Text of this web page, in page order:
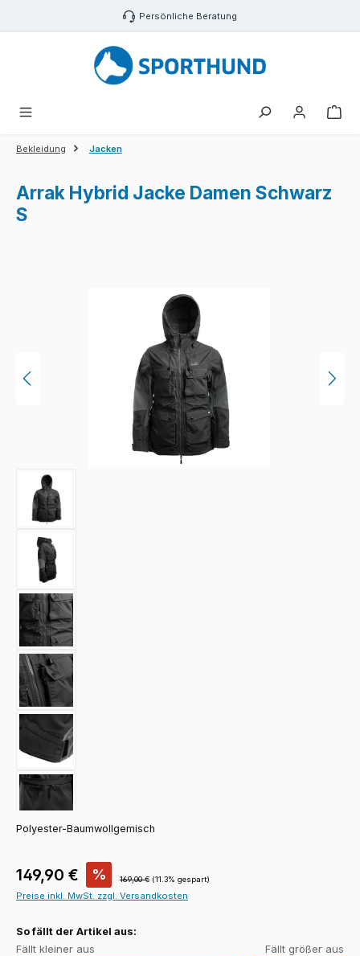
Zum Hauptinhalt springen Persönliche Beratung
Bekleidung Jacken
Arrak Hybrid Jacke Damen Schwarz
S
Polyester-Baumwollgemisch
Verkaufspreis:
149,90 € % Regulärer Preis:
169,00 € (11.3% gespart)
Preise inkl. MwSt. zzgl. Versandkosten
So fällt der Artikel aus:
Fällt kleiner aus Fällt größer aus